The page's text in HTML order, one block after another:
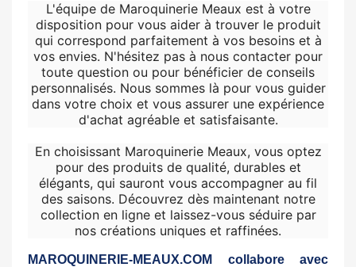
L'équipe de Maroquinerie Meaux est à votre
disposition pour vous aider à trouver le produit
qui correspond parfaitement à vos besoins et à
vos envies. N'hésitez pas à nous contacter pour
toute question ou pour bénéficier de conseils
personnalisés. Nous sommes là pour vous guider
dans votre choix et vous assurer une expérience
d'achat agréable et satisfaisante.
En choisissant Maroquinerie Meaux, vous optez
pour des produits de qualité, durables et
élégants, qui sauront vous accompagner au fil
des saisons. Découvrez dès maintenant notre
collection en ligne et laissez-vous séduire par
nos créations uniques et raffinées.
MAROQUINERIE-MEAUX.COM collabore avec